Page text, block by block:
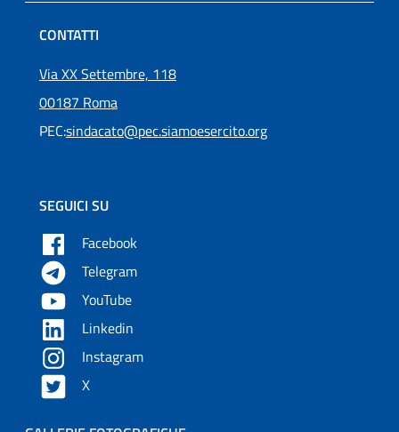
CONTATTI
Via XX Settembre, 118
00187 Roma
PEC:sindacato@pec.siamoesercito.org
SEGUICI SU
Facebook
Telegram
YouTube
Linkedin
Instagram
X